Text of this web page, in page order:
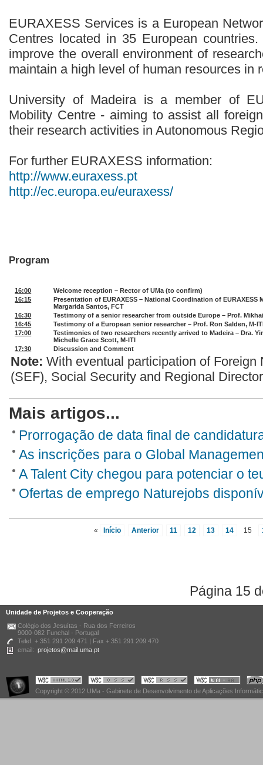
EURAXESS Services is a European
Centres located in 35 European
improve the overall environment of
maintain a high level of human resources in
University of Madeira is a member of
Mobility Centre - aiming to assist all
their research activities in Autonomous
For further EURAXESS information:
http://www.euraxess.pt
http://ec.europa.eu/euraxess/
Program
16:00
Welcome reception – Rector of UMa (to confirm)
16:15
Presentation of EURAXESS – National Coordination of EURAXESS
Margarida Santos, FCT
16:30
Testimony of a senior researcher from outside Europe – Prof.
16:45
Testimony of a Europeansenior researcher – Prof. Ron Salden, M-
17:00
Testimonies of two researchersrecently arrived to Madeira – Dra.
Michelle Grace Scott, M-ITI
17:30
Discussion and Comment
Note: With eventual participation of
(SEF), Social Security and Regional
Mais artigos...
Prorrogação de data final de
As inscrições para o Global
A Talent City chegou para potenciar o
Ofertas de emprego Naturejobs
« Início Anterior 11 12 13 14 15
Página 15
Unidade de Projetos e Cooperação
Colégio dos Jesuítas - Rua dos Ferreiros
9000-082 Funchal - Portugal
Telef. + 351 291 209 471 | Fax + 351 291 209 470
email: projetos@mail.uma.pt
Copyright © 2012 UMa - Gabinete de Desenvolvimento de Aplicações